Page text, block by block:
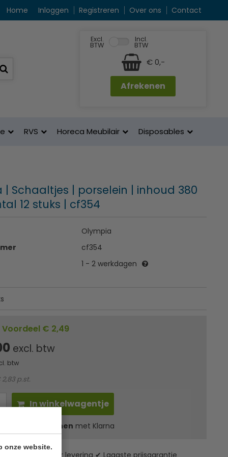
onze website.
Home Inloggen Registreren Over ons Contact
Excl.
BTW
Incl.
BTW
€ 0,-
Afrekenen
RVS Horeca Meubilair Disposables
| Schaaltjes | porselein | inhoud 380
12 stuks | cf354
Olympia
cf354
1 - 2 werkdagen
Voordeel € 2,49
excl. btw
btw
p.st.
In winkelwagentje
in 3 termijnen met Klarna
✔ 24 uur levering ✔ Laagste prijsgarantie